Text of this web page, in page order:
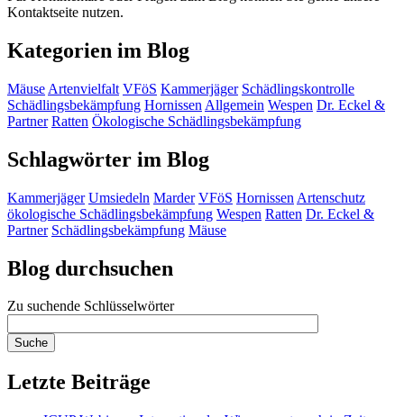
Kontaktseite nutzen.
Kategorien im Blog
Mäuse Artenvielfalt VFöS Kammerjäger Schädlingskontrolle
Schädlingsbekämpfung Hornissen Allgemein Wespen Dr. Eckel &
Partner Ratten Ökologische Schädlingsbekämpfung
Schlagwörter im Blog
Kammerjäger Umsiedeln Marder VFöS Hornissen Artenschutz
ökologische Schädlingsbekämpfung Wespen Ratten Dr. Eckel &
Partner Schädlingsbekämpfung Mäuse
Blog durchsuchen
Zu suchende Schlüsselwörter
Letzte Beiträge